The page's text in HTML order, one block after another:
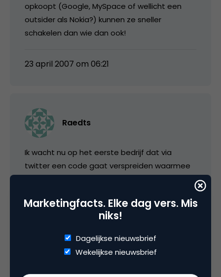
opkoopt (Google, MySpace of wellicht een
outsider als Nokia?) kunnen ze sneller
schakelen dan wie dan ook!
23 april 2007 om 06:21
Raedts
Ik wacht nu op het eerste bedrijf dat via
twitter een code gaat verspreiden waarmee
Tevens zou het mooi zijn als je ook een
besloten Twitter omgeving kan creeeren met
op zoek naar een partij die dit kan ontwikkelen
en met ons bedrijf zou willen proef draaien.
Marketingfacts. Elke dag vers. Mis
niks!
Dagelijkse nieuwsbrief
Wekelijkse nieuwsbrief